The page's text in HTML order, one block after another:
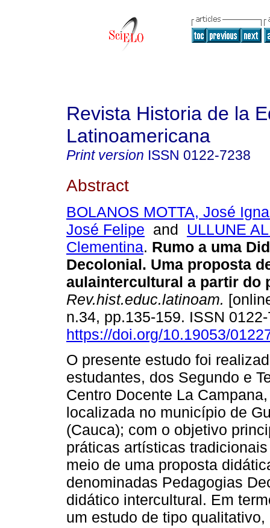
Revista Historia de la
Latinoamericana
Print version ISSN 0122-7238
Abstract
BOLANOS MOTTA, José
José Felipe and ULLUNE
Clementina. Rumo a uma
Decolonial. Uma proposta
aulaintercultural a partir do
Rev.hist.educ.latinoam.
n.34, pp.135-159. ISSN
https://doi.org/10.19053/
O presente estudo foi
estudantes, dos Segundo e
Centro Docente La
localizada no município de
(Cauca); com o objetivo
práticas artísticas
meio de uma proposta
denominadas Pedagogias
didático intercultural. Em
um estudo de tipo